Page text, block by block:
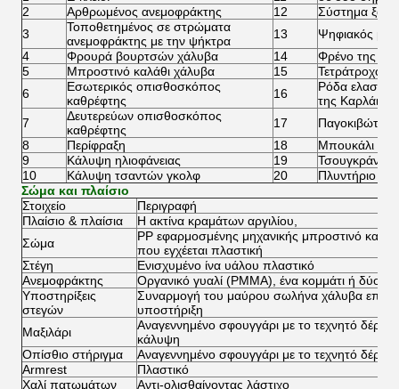
2
Αρθρωμένος ανεμοφράκτης 12
Σύστημα
3
Τοποθετημένος σε στρώματα
ανεμοφράκτης με την ψήκτρα
13
Ψηφιακός
4
Φρουρά βουρτσών χάλυβα 14
Φρένο της EM
5
Μπροστινό καλάθι χάλυβα 15
Τετράτροχο
6
Εσωτερικός οπισθοσκόπος
καθρέφτης
16
Ρόδα
της Καρλάιλ
7
Δευτερεύων οπισθοσκόπος
καθρέφτης
17
Παγοκιβώτιο
8
Περίφραξη 18
Μπουκάλι
9
Κάλυψη ηλιοφάνειας 19
Τσουγκράνα
10
Κάλυψη τσαντών γκολφ 20
Πλυντήριο
Σώμα και πλαίσιο
Στοιχείο
Περιγραφή
Πλαίσιο & πλαίσια
Η ακτίνα κραμάτων αργιλίου,
Σώμα
PP εφαρμοσμένης μηχανικής μπροστινό και
που εγχέεται πλαστική
Στέγη
Ενισχυμένο ίνα υάλου πλαστικό
Ανεμοφράκτης
Οργανικό γυαλί (PMMA), ένα κομμάτι ή δύο
Υποστηρίξεις
στεγών
Συναρμογή του μαύρου σωλήνα χάλυβα
υποστήριξη
Μαξιλάρι
Αναγεννημένο σφουγγάρι με το τεχνητό δέρμα
κάλυψη
Οπίσθιο στήριγμα
Αναγεννημένο σφουγγάρι με το τεχνητό
Armrest
Πλαστικό
Χαλί πατωμάτων
Αντι-ολισθαίνοντας λάστιχο